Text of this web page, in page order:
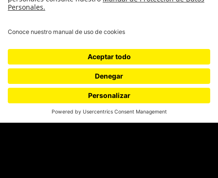
Cultura
Medios y periodismo
Ciudad
Movilización social
¿Quiénes somos?
Podcasts